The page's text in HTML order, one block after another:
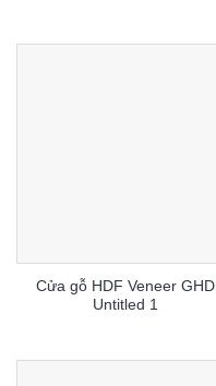
Cửa gỗ HDF Veneer GHD
Untitled 1